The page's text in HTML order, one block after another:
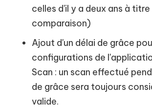
celles d'il y a deux ans à titre
comparaison)
Ajout d'un délai de grâce
configurations de
Scan : un scan effectué
de grâce sera toujours
valide.